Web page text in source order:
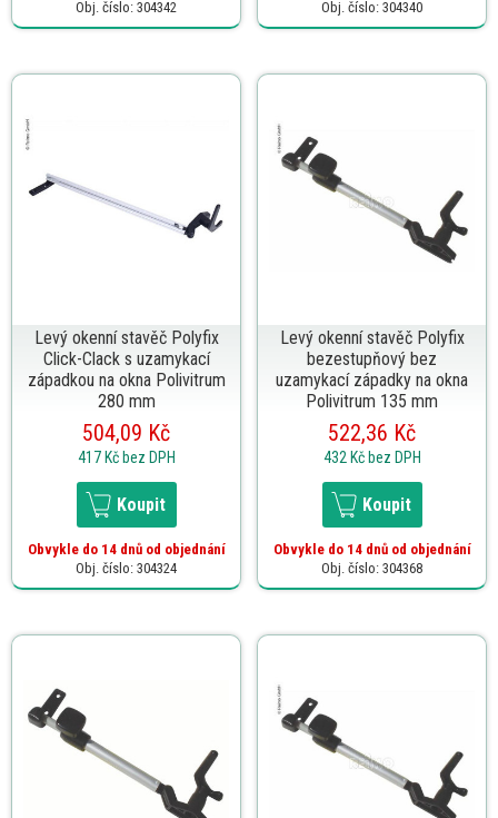
Obj. číslo: 304342
Obj. číslo: 304340
Levý okenní stavěč Polyfix
Click-Clack s uzamykací
západkou na okna Polivitrum
280 mm
504,09 Kč
417 Kč bez DPH
Koupit
Obvykle do 14 dnů od objednání
Obj. číslo: 304324
Levý okenní stavěč Polyfix
bezestupňový bez
uzamykací západky na okna
Polivitrum 135 mm
522,36 Kč
432 Kč bez DPH
Koupit
Obvykle do 14 dnů od objednání
Obj. číslo: 304368